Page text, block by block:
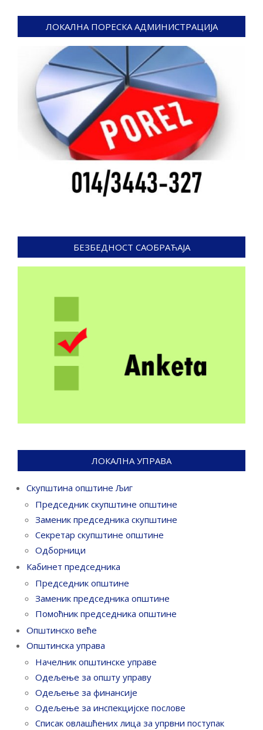
ЛОКАЛНА ПОРЕСКА АДМИНИСТРАЦИЈА
БЕЗБЕДНОСТ САОБРАЋАЈА
ЛОКАЛНА УПРАВА
Скупштина општине Љиг
Председник скупштине општине
Заменик председника скупштине
Секретар скупштине општине
Одборници
Кабинет председника
Председник општине
Заменик председника општине
Помоћник председника општине
Општинско веће
Општинска управа
Начелник општинске управе
Одељење за општу управу
Одељење за финансије
Одељење за инспекцијске послове
Списак овлашћених лица за упрвни поступак